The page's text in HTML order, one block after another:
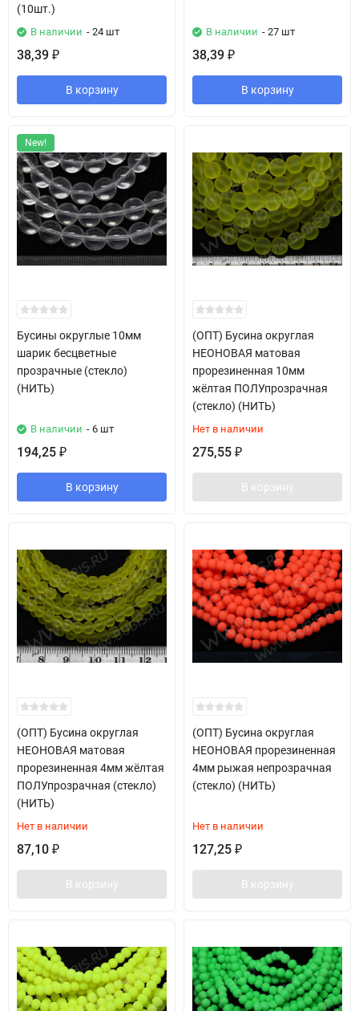
(10шт.)
В наличии - 24 шт
38,39 ₽
В корзину
В наличии - 27 шт
38,39 ₽
В корзину
New!
Бусины округлые 10мм
шарик бесцветные
прозрачные (стекло)
(НИТЬ)
В наличии - 6 шт
194,25 ₽
В корзину
(ОПТ) Бусина округлая
НЕОНОВАЯ матовая
прорезиненная 10мм
жёлтая ПОЛУпрозрачная
(стекло) (НИТЬ)
Нет в наличии
275,55 ₽
В корзину
(ОПТ) Бусина округлая
НЕОНОВАЯ матовая
прорезиненная 4мм жёлтая
ПОЛУпрозрачная (стекло)
(НИТЬ)
Нет в наличии
87,10 ₽
В корзину
(ОПТ) Бусина округлая
НЕОНОВАЯ прорезиненная
4мм рыжая непрозрачная
(стекло) (НИТЬ)
Нет в наличии
127,25 ₽
В корзину